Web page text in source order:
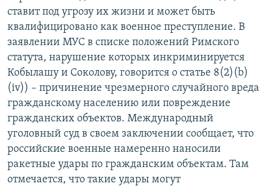
ставит под угрозу их жизни и может быть
квалифицировано как военное преступление. В
заявлении МУС в списке положений Римского
статута, нарушение которых инкриминируется
Кобылашу и Соколову, говорится о статье 8(2)(b)
(iv)) – причинение чрезмерного случайного вреда
гражданскому населению или повреждение
гражданских объектов. Международный
уголовный суд в своем заключении сообщает, что
российские военные намеренно наносили
ракетные удары по гражданским объектам. Там
отмечается, что такие удары могут